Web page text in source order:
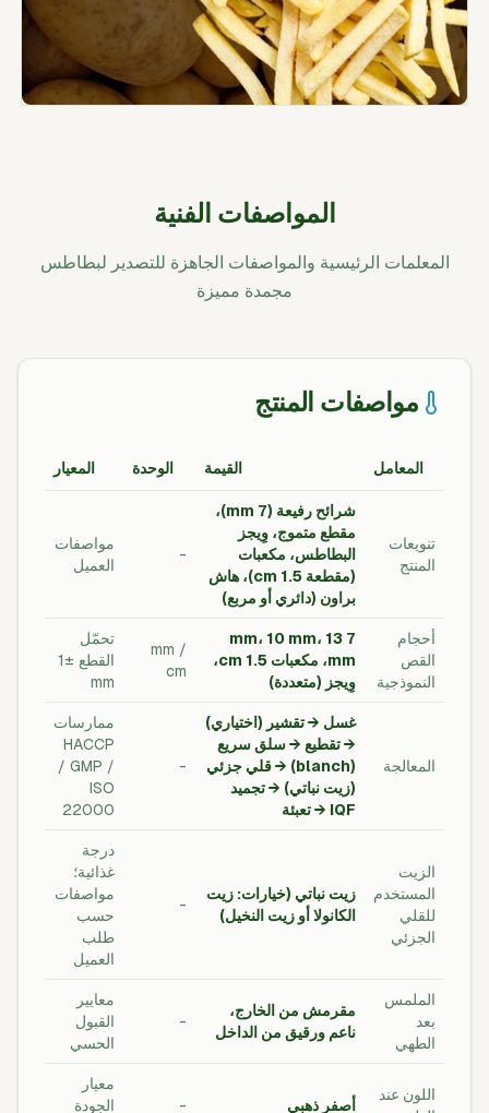
المواصفات الفنية
المعلمات الرئيسية والمواصفات الجاهزة للتصدير لبطاطس
مجمدة مميزة
مواصفات المنتج
المعامل القيمة الوحدة المعيار
تنويعات
المنتج
شرائح رفيعة (7 mm)،
مقطع متموج، وِيجز
البطاطس، مكعبات
(مقطعة 1.5 cm)، هاش
براون (دائري أو مربع)
-
مواصفات
العميل
أحجام
القص
النموذجية
7 mm، 10 mm، 13
mm، مكعبات 1.5 cm،
وِيجز (متعددة)
mm /
cm
تحمّل
القطع ±1
mm
المعالجة
غسل → تقشير (اختياري)
→ تقطيع → سلق سريع
(blanch) → قلي جزئي
(زيت نباتي) → تجميد
IQF → تعبئة
-
ممارسات
HACCP
/ GMP /
ISO
22000
الزيت
المستخدم
للقلي
الجزئي
زيت نباتي (خيارات: زيت
الكانولا أو زيت النخيل)
-
درجة
غذائية؛
مواصفات
حسب
طلب
العميل
الملمس
بعد
الطهي
مقرمش من الخارج،
ناعم ورقيق من الداخل
-
معايير
القبول
الحسي
اللون عند
أصفر ذهبي -
معيار
الجودة